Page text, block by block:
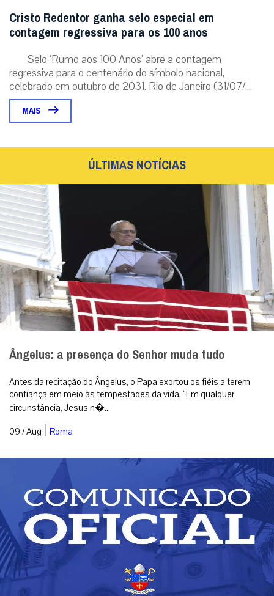
Cristo Redentor ganha selo especial em
contagem regressiva para os 100 anos
Selo ‘Rumo aos 100 Anos’ abre a contagem
regressiva para o centenário do símbolo nacional,
celebrado em outubro de 2031. Rio de Janeiro (31/07/...
MAIS
ÚLTIMAS NOTÍCIAS
Ângelus: a presença do Senhor muda tudo
Antes da recitação do Ângelus, o Papa exortou os fiéis a terem
confiança em meio às tempestades da vida. “Em qualquer
circunstância, Jesus n�...
09 / Aug | Roma